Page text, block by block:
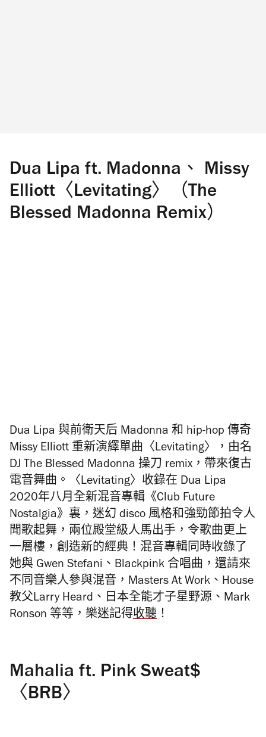
Dua Lipa ft. Madonna、 Missy
Elliott〈Levitating〉（The
Blessed Madonna Remix）
Dua Lipa 與前衛天后 Madonna 和 hip-hop 傳奇
Missy Elliott 重新演繹單曲〈Levitating〉，由名
DJ The Blessed Madonna 操刀 remix，帶來復古
電音舞曲。〈Levitating〉收錄在 Dua Lipa
2020年八月全新混音專輯《Club Future
Nostalgia》裏，迷幻 disco 風格和強勁節拍令人
聞歌起舞，兩位殿堂級人馬出手，令歌曲更上
一層樓，創造新的經典！混音專輯同時收錄了
她與 Gwen Stefani、Blackpink 合唱曲，還請來
不同音樂人參與混音，Masters At Work、House
教父Larry Heard、日本全能才子星野源、Mark
Ronson 等等，樂迷記得收聽 ！
Mahalia ft. Pink Sweat$
〈BRB〉